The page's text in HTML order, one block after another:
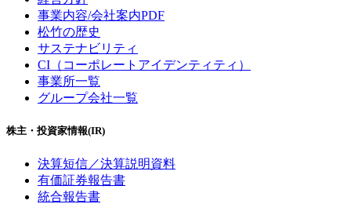
事業内容/会社案内PDF
松竹の歴史
サステナビリティ
CI（コーポレートアイデンティティ）
事業所一覧
グループ会社一覧
株主・投資家情報(IR)
決算短信／決算説明資料
有価証券報告書
統合報告書